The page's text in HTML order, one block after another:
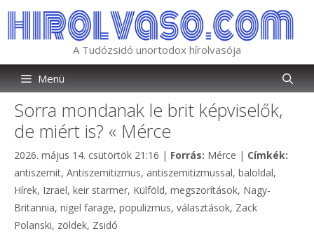
tartalomba
A Tudózsidó unortodox hírolvasója
Menü
Sorra mondanak le brit képviselők,
de miért is? « Mérce
2026. május 14. csütörtök 21:16 | Forrás: Kategória
Mérce | Címkék:
antiszemit, Antiszemitizmus, antiszemitizmussal, baloldal,
Hírek, Izrael, keir starmer, Külföld, megszorítások, Nagy-
Britannia, nigel farage, populizmus, választások, Zack
Polanski, zöldek, Zsidó